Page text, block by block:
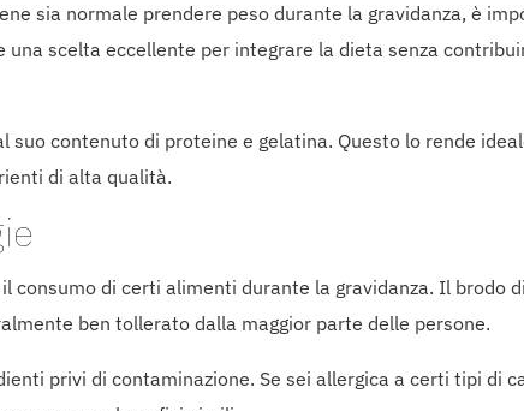
sia normale prendere peso durante la gravidanza, è
scelta eccellente per integrare la dieta senza
contenuto di proteine e gelatina. Questo lo rende
di alta qualità.
di certi alimenti durante la gravidanza. Il brodo
ben tollerato dalla maggior parte delle persone.
privi di contaminazione. Se sei allergica a certi tipi di